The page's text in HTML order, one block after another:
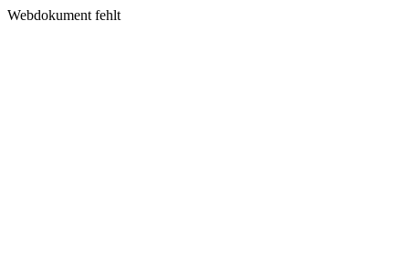
Webdokument fehlt